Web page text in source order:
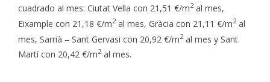
cuadrado al mes: Ciutat Vella con 21,51 €/m2 al mes,
Eixample con 21,18 €/m2 al mes, Gràcia con 21,11 €/m2 al
mes, Sarrià – Sant Gervasi con 20,92 €/m2 al mes y Sant
Martí con 20,42 €/m2 al mes.